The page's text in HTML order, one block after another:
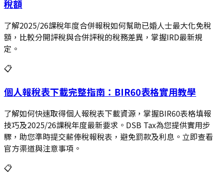
稅額
了解2025/26課稅年度合併報稅如何幫助已婚人士最大化免稅
額，比較分開評稅與合併評稅的稅務差異，掌握IRD最新規
定。
📋
個人報稅表下載完整指南：BIR60表格實用教學
了解如何快速取得個人報稅表下載資源，掌握BIR60表格填報
技巧及2025/26課稅年度最新要求。DSB Tax為您提供實用步
驟，助您準時提交薪俸稅報稅表，避免罰款及利息。立即查看
官方渠道與注意事項。
📋